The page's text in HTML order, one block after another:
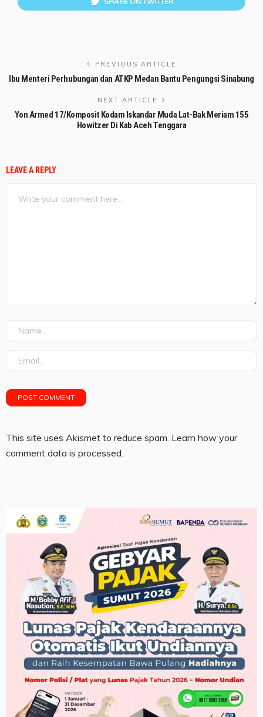
PREVIOUS ARTICLE
Ibu Menteri Perhubungan dan ATKP Medan Bantu Pengungsi Sinabung
NEXT ARTICLE
Yon Armed 17/Komposit Kodam Iskandar Muda Lat-Bak Meriam 155
Howitzer Di Kab Aceh Tenggara
LEAVE A REPLY
This site uses Akismet to reduce spam. Learn how your
comment data is processed.